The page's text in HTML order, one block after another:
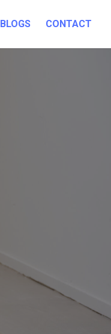
BLOGS CONTACT